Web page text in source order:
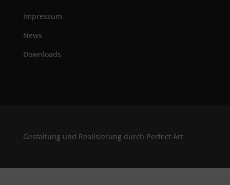
Impressum
News
Downloads
Gestaltung und Realisierung durch Perfect Art